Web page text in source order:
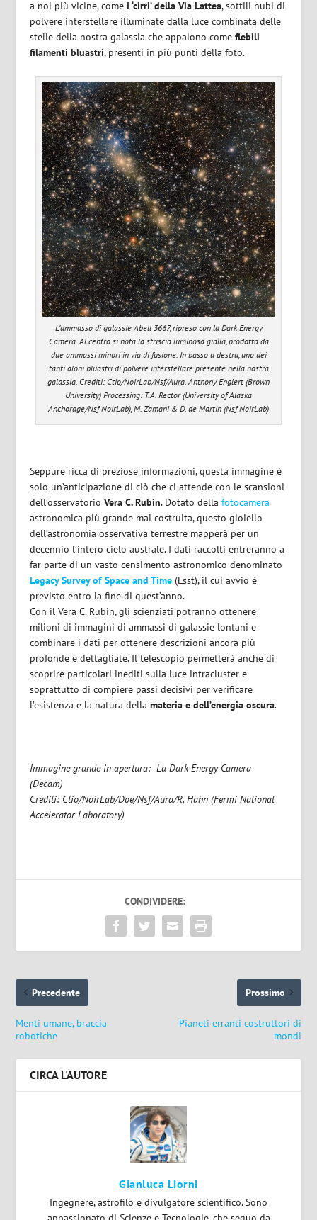
a noi più vicine, comei ‘cirri’ della Via Lattea, sottili nubi di
polvere interstellare illuminate dalla luce combinata delle
stelle della nostra galassia che appaiono comeflebili
filamenti bluastri, presenti in più punti della foto.
L’ammasso di galassie Abell 3667, ripreso con la Dark Energy
Camera. Al centro si nota la striscia luminosa gialla, prodotta da
due ammassi minori in via di fusione. In basso a destra, uno dei
tanti aloni bluastri di polvere interstellare presente nella nostra
galassia. Crediti: Ctio/NoirLab/Nsf/Aura. Anthony Englert (Brown
University) Processing: T.A. Rector (University of Alaska
Anchorage/Nsf NoirLab), M. Zamani & D. de Martin (Nsf NoirLab)
Seppure ricca di preziose informazioni, questa immagine è
solo un’anticipazione di ciò che ci attende con le scansioni
dell’osservatorioVera C. Rubin. Dotato dellafotocamera
astronomica più grande mai costruita, questo gioiello
dell’astronomia osservativa terrestre mapperà per un
decennio l’intero cielo australe. I dati raccolti entreranno a
far parte di un vasto censimento astronomico denominato
Legacy Survey of Space and Time (Lsst), il cui avvio è
previsto entro la fine di quest’anno.
Con il Vera C. Rubin, gli scienziati potranno ottenere
milioni di immagini di ammassi di galassie lontani e
combinare i dati per ottenere descrizioni ancora più
profonde e dettagliate. Il telescopio permetterà anche di
scoprire particolari inediti sulla luce intracluster e
soprattutto di compiere passi decisivi per verificare
l’esistenza e la natura dellamateria e dell’energia oscura.
Immagine grande in apertura: La Dark Energy Camera
(Decam)
Crediti: Ctio/NoirLab/Doe/Nsf/Aura/R. Hahn (Fermi National
Accelerator Laboratory)
CONDIVIDERE:
Precedente
Menti umane, braccia
robotiche
Prossimo
Pianeti erranti costruttori di
mondi
CIRCA L'AUTORE
Gianluca Liorni
Ingegnere, astrofilo e divulgatore scientifico. Sono